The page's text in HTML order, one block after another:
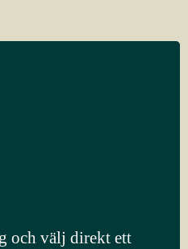
och välj direkt ett